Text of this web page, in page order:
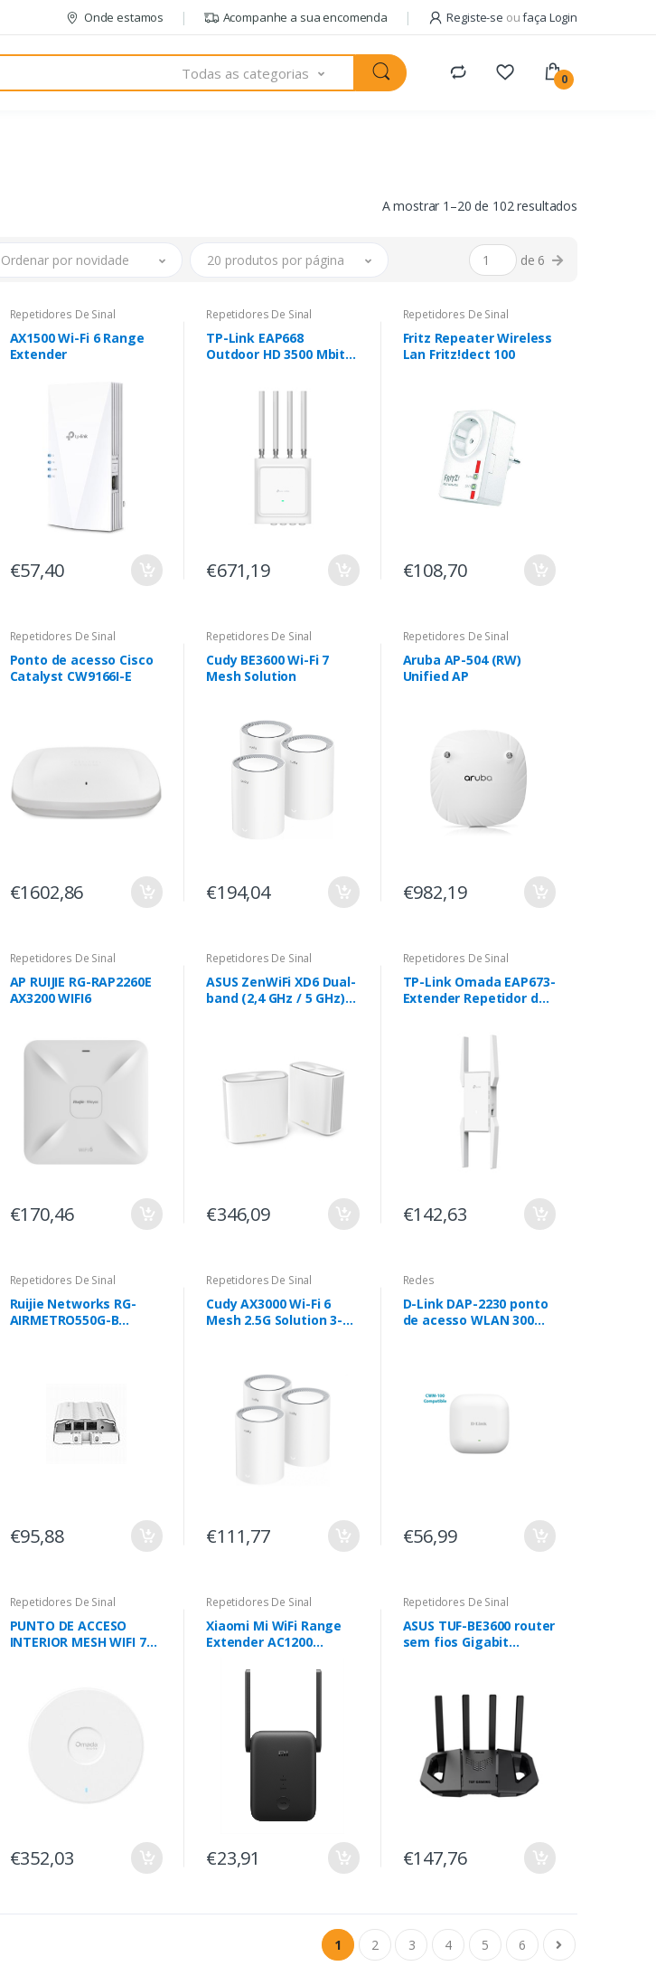
Onde estamos Acompanhe a sua encomenda Registe-se oufaça Login
Todas as categorias 0
A mostrar 1–20 de 102 resultados
Ordenar por novidade 20 produtos por página de 6
Repetidores De Sinal
AX1500 Wi-Fi 6 Range
Extender
€57,40
Repetidores De Sinal
TP-Link EAP668
Outdoor HD 3500 Mbit/s
Ethernet (PoE)
€671,19
Repetidores De Sinal
Fritz Repeater Wireless
Lan Fritz!dect 100
€108,70
Repetidores De Sinal
Ponto de acesso Cisco
Catalyst CW9166I-E
€1602,86
Repetidores De Sinal
Cudy BE3600 Wi-Fi 7
Mesh Solution
€194,04
Repetidores De Sinal
Aruba AP-504 (RW)
Unified AP
€982,19
Repetidores De Sinal
AP RUIJIE RG-RAP2260E
AX3200 WIFI6
€170,46
Repetidores De Sinal
ASUS ZenWiFi XD6 Dual-
band (2,4 GHz / 5 GHz)
€346,09
Repetidores De Sinal
TP-Link Omada EAP673-
Extender Repetidor de
€142,63
Repetidores De Sinal
Ruijie Networks RG-
AIRMETRO550G-B
€95,88
Repetidores De Sinal
Cudy AX3000 Wi-Fi 6
Mesh 2.5G Solution 3-
€111,77
Redes
D-Link DAP-2230 ponto
de acesso WLAN 300
€56,99
Repetidores De Sinal
PUNTO DE ACCESO
INTERIOR MESH WIFI 7
€352,03
Repetidores De Sinal
Xiaomi Mi WiFi Range
Extender AC1200
€23,91
Repetidores De Sinal
ASUS TUF-BE3600 router
sem fios Gigabit
€147,76
1 2 3 4 5 6